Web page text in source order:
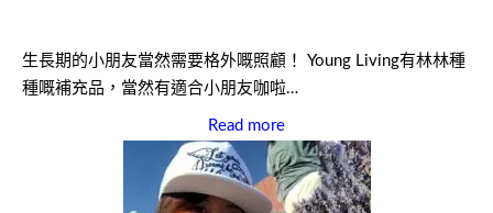
生長期的小朋友當然需要格外嘅照顧！ Young Living有林林種
種嘅補充品，當然有適合小朋友咖啦…
Read more